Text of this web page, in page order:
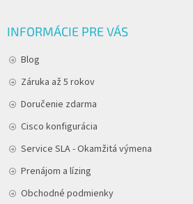
INFORMÁCIE PRE VÁS
Blog
Záruka až 5 rokov
Doručenie zdarma
Cisco konfigurácia
Service SLA - Okamžitá výmena
Prenájom a lízing
Obchodné podmienky